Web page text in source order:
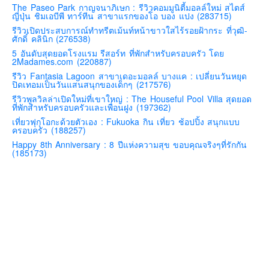
ญี่ปุ่น
คันโต-โตเกียวและรอบๆ
คันไซ-โอซาก้า เกียวโต
คิวชู – ฟุกุโอกะ ซางะ เปปปุ ยุฟุอิน นางาซากิ
ฟูจิ
ฮอกไกโด
เอเชีย
สิงคโปร์
จีน
The Paseo Park กาญจนาภิเษก : รีวิวคอมมูนิตี้มอลล์ใหม่ สไตส์
ญี่ปุ่น ชิมเอบีพี ทาร์ทีน สาขาแรกของโอ บอง แปง (283715)
รีวิวเปิดประสบการณ์ทำทรีตเม้นท์หน้าขาวใสไร้รอยฝ้ากระ ที่วุฒิ-
ศักดิ์ คลินิก (276538)
5 อันดับสุดยอดโรงแรม รีสอร์ท ที่พักสำหรับครอบครัว โดย
2Madames.com (220887)
รีวิว Fantasia Lagoon สาขาเดอะมอลล์ บางแค : เปลี่ยนวันหยุด
ปิดเทอมเป็นวันแสนสนุกของเด็กๆ (217576)
รีวิวพูลวิลล่าเปิดใหม่ที่เขาใหญ่ : The Houseful Pool Villa สุดยอด
ที่พักสำหรับครอบครัวและเพื่อนฝูง (197362)
เที่ยวฟุกุโอกะด้วยตัวเอง : Fukuoka กิน เที่ยว ช้อปปิ้ง สนุกแบบ
ครอบครัว (188257)
Happy 8th Anniversary : 8 ปีแห่งความสุข ขอบคุณจริงๆที่รักกัน
(185173)